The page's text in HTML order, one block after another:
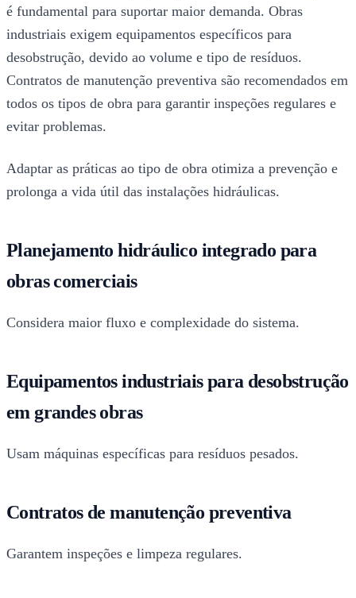
é fundamental para suportar maior demanda. Obras
industriais exigem equipamentos específicos para
desobstrução, devido ao volume e tipo de resíduos.
Contratos de manutenção preventiva são recomendados em
todos os tipos de obra para garantir inspeções regulares e
evitar problemas.
Adaptar as práticas ao tipo de obra otimiza a prevenção e
prolonga a vida útil das instalações hidráulicas.
Planejamento hidráulico integrado para
obras comerciais
Considera maior fluxo e complexidade do sistema.
Equipamentos industriais para desobstrução
em grandes obras
Usam máquinas específicas para resíduos pesados.
Contratos de manutenção preventiva
Garantem inspeções e limpeza regulares.